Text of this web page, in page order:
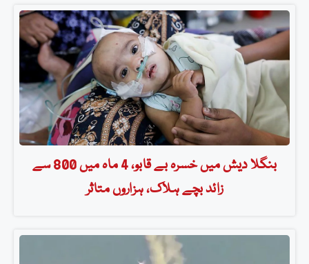
بنگلا دیش میں خسرہ بے قابو، 4 ماہ میں 800 سے
زائد بچے ہلاک، ہزاروں متاثر